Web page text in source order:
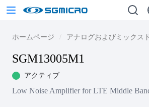
ホームページ アナログおよびミックス
SGM13005M1
アクティブ
Low Noise Amplifier for LTE Middle